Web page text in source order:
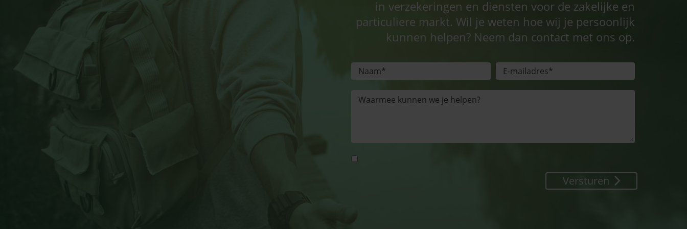
in verzekeringen en diensten voor de zakelijke en
particuliere markt. Wil je weten hoe wij je persoonlijk
kunnen helpen? Neem dan contact met ons op.
Versturen